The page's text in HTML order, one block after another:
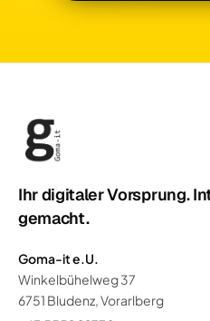
Ihr digitaler Vorsprung.
gemacht.
Goma-it e.U.
Winkelbühelweg 37
6751 Bludenz, Vorarlberg